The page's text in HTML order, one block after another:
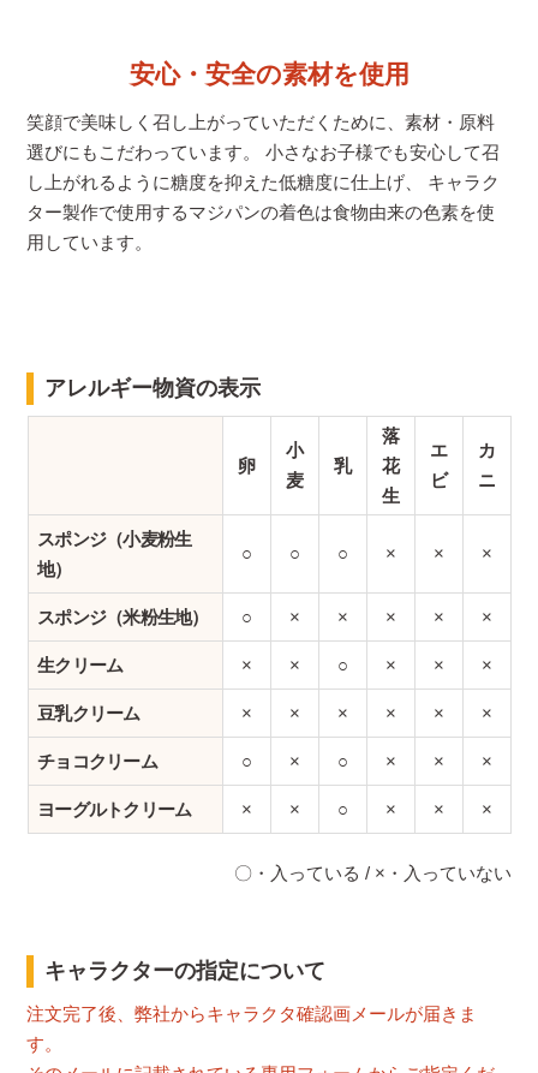
安心・安全の素材を使用
笑顔で美味しく召し上がっていただくために、素材・原料
選びにもこだわっています。 小さなお子様でも安心して召
し上がれるように糖度を抑えた低糖度に仕上げ、 キャラク
ター製作で使用するマジパンの着色は食物由来の色素を使
用しています。
アレルギー物資の表示
卵
小
麦
乳
落
花
生
エ
ビ
カ
ニ
スポンジ（小麦粉生
地）
○ ○ ○ × × ×
スポンジ（米粉生地） ○ × × × × ×
生クリーム × × ○ × × ×
豆乳クリーム × × × × × ×
チョコクリーム ○ × ○ × × ×
ヨーグルトクリーム × × ○ × × ×
〇・入っている / ×・入っていない
キャラクターの指定について
注文完了後、弊社からキャラクタ確認画メールが届きま
す。